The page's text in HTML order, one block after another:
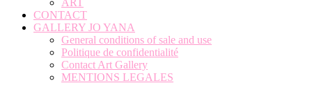
ART
CONTACT
GALLERY JO YANA
General conditions of sale and use
Politique de confidentialité
Contact Art Gallery
MENTIONS LEGALES